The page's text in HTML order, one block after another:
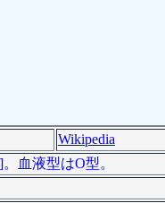
Wikipedia
血液型はO型。